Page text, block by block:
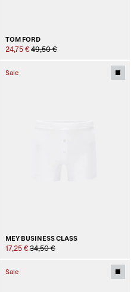
TOM FORD
24,75 € 49,50 €
Sale
MEY BUSINESS CLASS
17,25 € 34,50 €
Sale